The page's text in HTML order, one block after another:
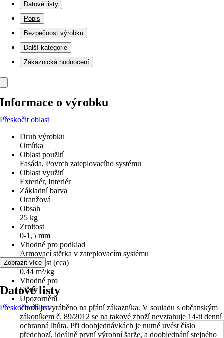
Datové listy
Popis
Bezpečnost výrobků
Další kategorie
Zákaznická hodnocení
Informace o výrobku
Přeskočit oblast
Druh výrobku
Omítka
Oblast použití
Fasáda, Povrch zateplovacího systému
Oblast využití
Exteriér, Interiér
Základní barva
Oranžová
Obsah
25 kg
Zrnitost
0-1,5 mm
Vhodné pro podklad
Armovací stěrka v zateplovacím systému
Vydatnost (cca)
0,44 m²/kg
Vhodné pro
Stěny
Upozornění
Zboží je vyráběno na přání zákazníka. V souladu s občanským
zákoníkem č. 89/2012 se na takové zboží nevztahuje 14-ti denní
ochranná lhůta. Při doobjednávkách je nutné uvést číslo
předchozí, ideálně první výrobní šarže, a doobjednání stejného
Zobrazit více
Datové listy
Přeskočit oblast